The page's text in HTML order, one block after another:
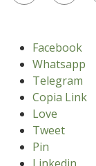
Facebook
Whatsapp
Telegram
Copia Link
Love
Tweet
Pin
Linkedin